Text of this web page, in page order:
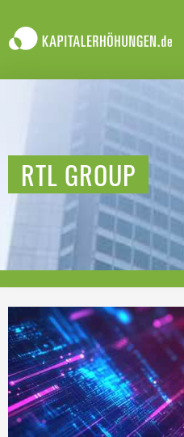
RTL GROUP